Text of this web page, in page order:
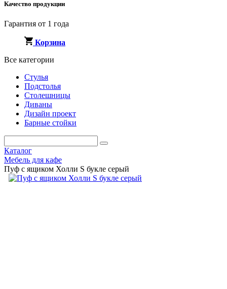
Качество продукции
Гарантия от 1 года
Корзина
Все категории
Стулья
Подстолья
Столешницы
Диваны
Дизайн проект
Барные стойки
Каталог
Мебель для кафе
Пуф с ящиком Холли S букле серый